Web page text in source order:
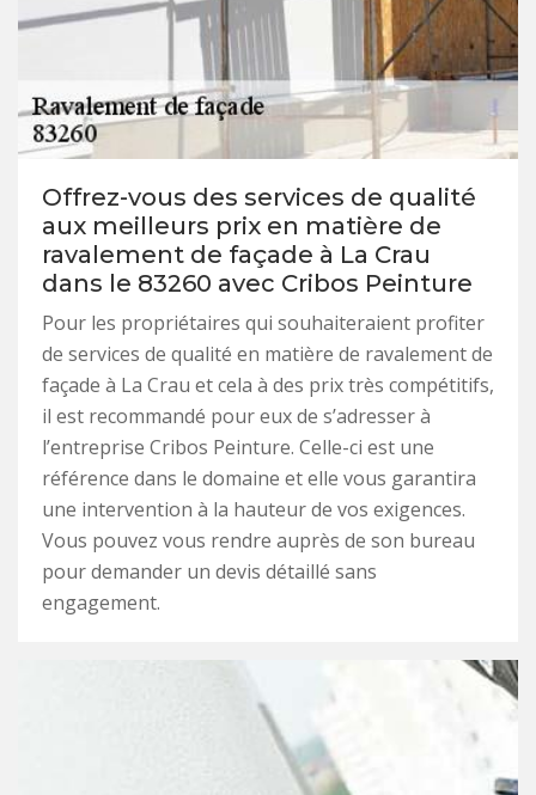
Offrez-vous des services de qualité
aux meilleurs prix en matière de
ravalement de façade à La Crau
dans le 83260 avec Cribos Peinture
Pour les propriétaires qui souhaiteraient profiter
de services de qualité en matière de ravalement de
façade à La Crau et cela à des prix très compétitifs,
il est recommandé pour eux de s’adresser à
l’entreprise Cribos Peinture. Celle-ci est une
référence dans le domaine et elle vous garantira
une intervention à la hauteur de vos exigences.
Vous pouvez vous rendre auprès de son bureau
pour demander un devis détaillé sans
engagement.